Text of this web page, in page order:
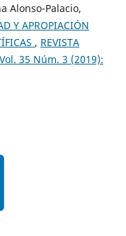
Alonso-Palacio,
Y APROPIACIÓN
, REVISTA
35 Núm. 3 (2019):